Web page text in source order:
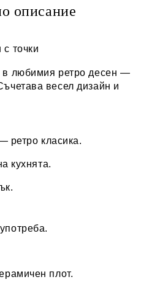
на работния ден.
описание
точки
в любимия ретро десен —
весел дизайн и
ретро класика.
кухнята.
плот.